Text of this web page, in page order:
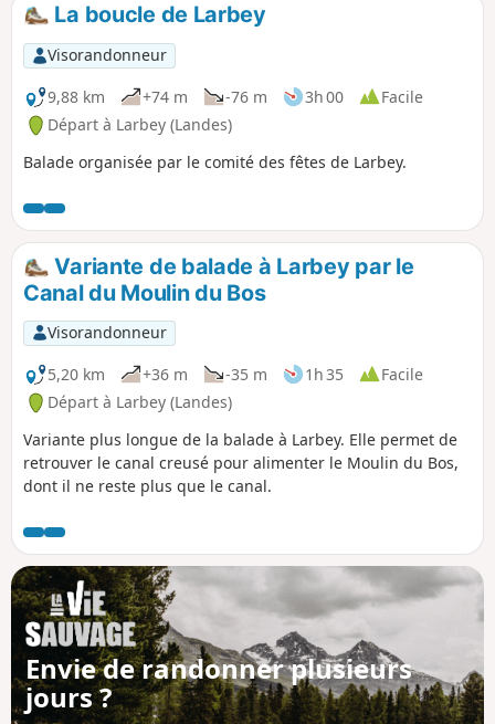
La boucle de Larbey
Visorandonneur
9,88 km
+74 m -76 m 3h 00
Facile
Départ à Larbey (Landes)
Balade organisée par le comité des fêtes de Larbey.
Variante de balade à Larbey par le
Canal du Moulin du Bos
Visorandonneur
5,20 km
+36 m -35 m 1h 35
Facile
Départ à Larbey (Landes)
Variante plus longue de la balade à Larbey. Elle permet de
retrouver le canal creusé pour alimenter le Moulin du Bos,
dont il ne reste plus que le canal.
Envie de randonner plusieurs
jours ?